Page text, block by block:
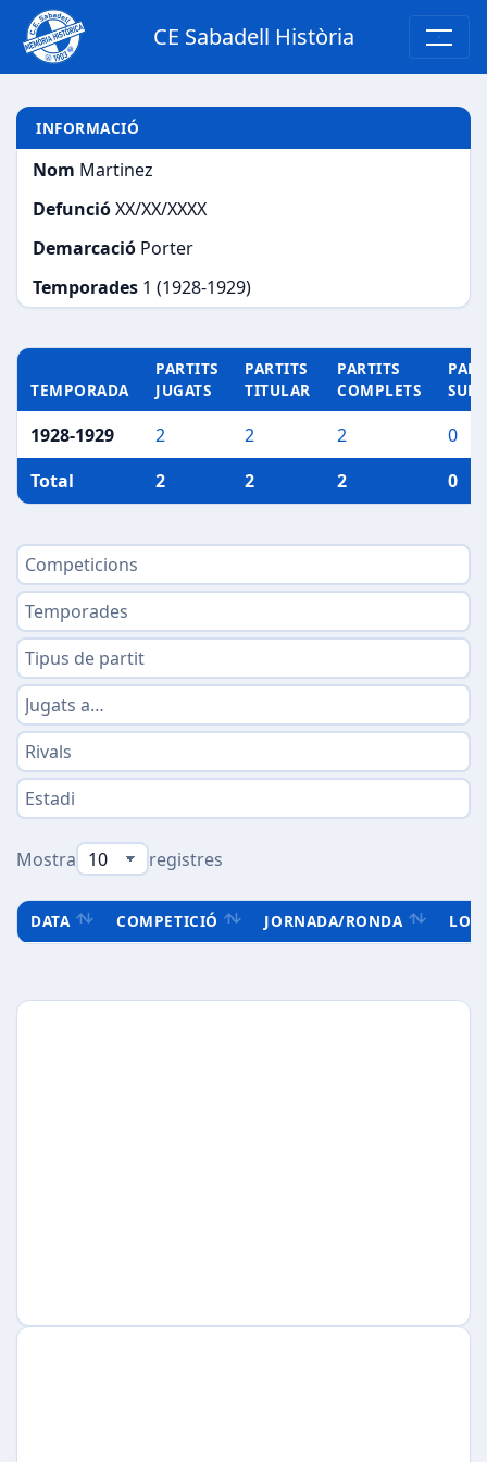
CE Sabadell Història
INFORMACIÓ
Nom Martinez
DefuncióXX/XX/XXXX
Demarcació Porter
Temporades 1 (1928-1929)
TEMPORADA
PARTITS
JUGATS
PARTITS
TITULAR
PARTITS
COMPLETS
1928-1929 2 2 2
0
Total
2 2 2 0
Mostra registres
DATA COMPETICIÓ JORNADA/RONDA